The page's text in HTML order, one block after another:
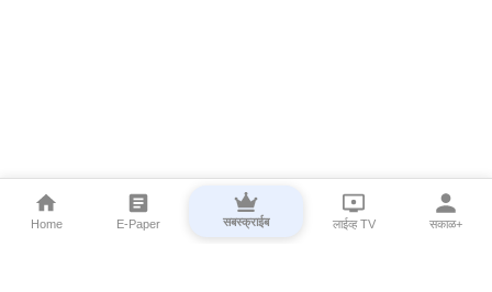
Home E-Paper सबस्क्राईब लाईव्ह TV सकाळ+